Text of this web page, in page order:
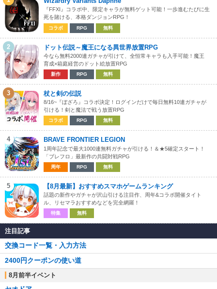
『FFXI』コラボ中、限定キャラが無料ゲット可能！一歩進むたびに生
死を賭ける、本格ダンジョンRPG！
コラボ RPG 無料
2 ドット伝説～魔王になる異世界放置RPG
今なら無料2000連ガチャが引けて、全恒常キャラも入手可能！魔王
育成×箱庭経営のドット絵放置RPG
新作 RPG 無料
3 杖と剣の伝説
8/16~『ぼざろ』コラボ決定！ログインだけで毎日無料10連ガチャが
引ける！剣と魔法で戦う放置RPG
コラボ RPG 無料
4 BRAVE FRONTIER LEGION
1周年記念で最大1000連無料ガチャが引ける！＆★5確定スタート！
「ブレフロ」最新作の共闘対戦RPG
周年 RPG 無料
5 【8月最新】おすすめスマホゲームランキング
話題の新作やガチャが沢山引ける注目作、周年&コラボ開催タイト
ル、リセマラおすすめなどを完全網羅！
特集 無料
注目記事
交換コード一覧・入力方法
2400円クーポンの使い道
8月前半イベント